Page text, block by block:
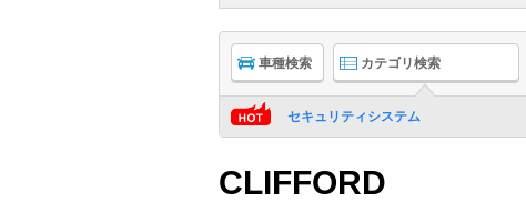
車種検索 カテゴリ検索
セキュリティシステム
CLIFFORD